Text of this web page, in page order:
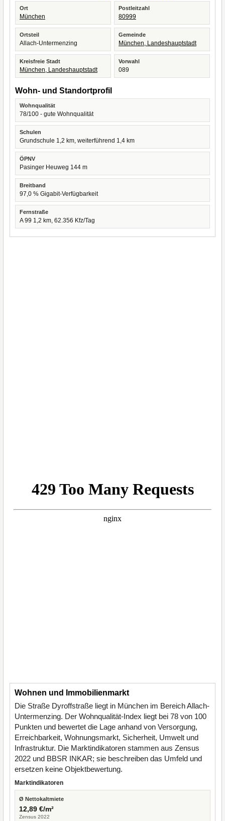
Ort
München
Postleitzahl
80999
Ortsteil
Allach-Untermenzing
Gemeinde
München, Landeshauptstadt
Kreisfreie Stadt
München, Landeshauptstadt
Vorwahl
089
Wohn- und Standortprofil
Wohnqualität
78/100 - gute Wohnqualität
Schulen
Grundschule 1,2 km, weiterführend 1,4 km
ÖPNV
Pasinger Heuweg 144 m
Breitband
97,0 % Gigabit-Verfügbarkeit
Fernstraße
A 99 1,2 km, 62.356 Kfz/Tag
Wohnen und Immobilienmarkt
Die Straße Dyroffstraße liegt in München im Bereich Allach-
Untermenzing. Der Wohnqualität-Index liegt bei 78 von 100
Punkten und bewertet die Lage anhand von Versorgung,
Erreichbarkeit, Wohnungsmarkt, Sicherheit, Umwelt und
Infrastruktur. Die Marktindikatoren stammen aus Zensus
2022 und BBSR INKAR; sie beschreiben das Umfeld und
ersetzen keine Objektbewertung.
Marktindikatoren
Ø Nettokaltmiete
12,89 €/m²
Zensus 2022